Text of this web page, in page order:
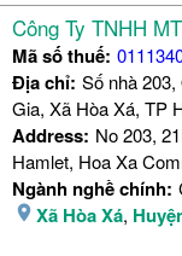
Công Ty TNHH
Mã số thuế:
Địa chỉ: Số nhà
Gia, Xã Hòa Xá, TP
Address: No 203,
Hamlet, Hoa Xa
Ngành nghề chính:
Xã Hòa Xá,